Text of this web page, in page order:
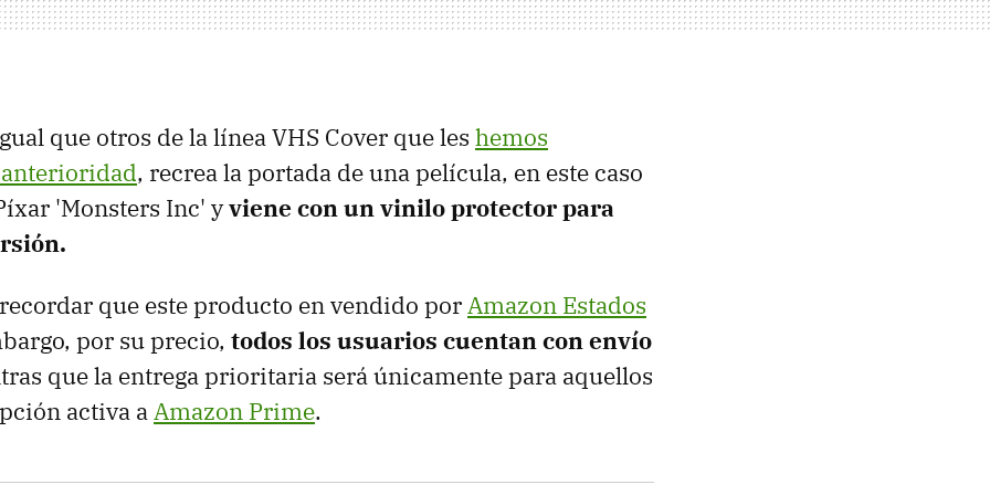
que otros de la línea VHS Cover que les hemos
, recrea la portada de una película, en este caso
'Monsters Inc' yviene con un vinilo protector para
que este producto en vendido porAmazon Estados
por su precio, todos los usuarios cuentan con envío
que la entrega prioritaria será únicamente para aquellos
activa aAmazon Prime.